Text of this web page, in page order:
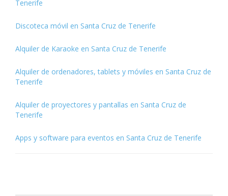
Tenerife
Discoteca móvil en Santa Cruz de Tenerife
Alquiler de Karaoke en Santa Cruz de Tenerife
Alquiler de ordenadores, tablets y móviles en Santa Cruz de
Tenerife
Alquiler de proyectores y pantallas en Santa Cruz de
Tenerife
Apps y software para eventos en Santa Cruz de Tenerife